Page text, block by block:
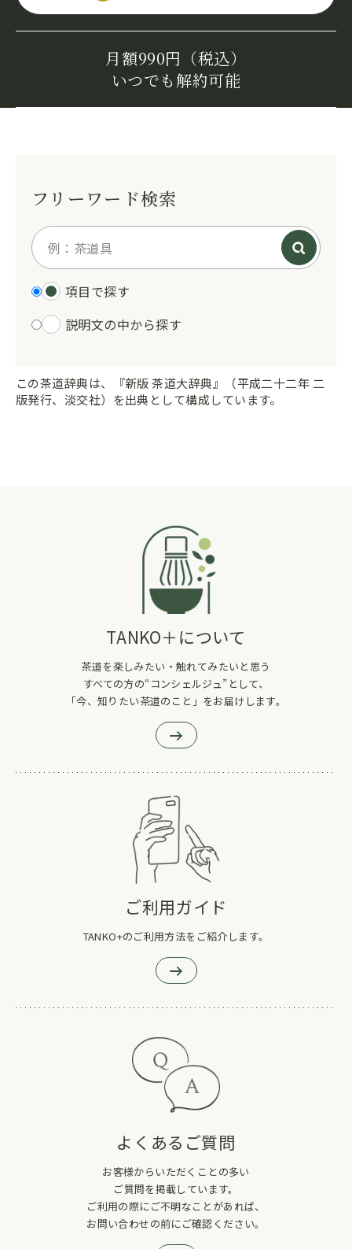
月額990円（税込）
いつでも解約可能
フリーワード検索
項目で探す
説明文の中から探す
この茶道辞典は、『新版 茶道大辞典』（平成二十二年 二
版発行、淡交社）を出典として構成しています。
TANKO＋について
茶道を楽しみたい・触れてみたいと思う
すべての方の“コンシェルジュ”として、
「今、知りたい茶道のこと」をお届けします。
ご利用ガイド
TANKO+のご利用方法をご紹介します。
よくあるご質問
お客様からいただくことの多い
ご質問を掲載しています。
ご利用の際にご不明なことがあれば、
お問い合わせの前にご確認ください。